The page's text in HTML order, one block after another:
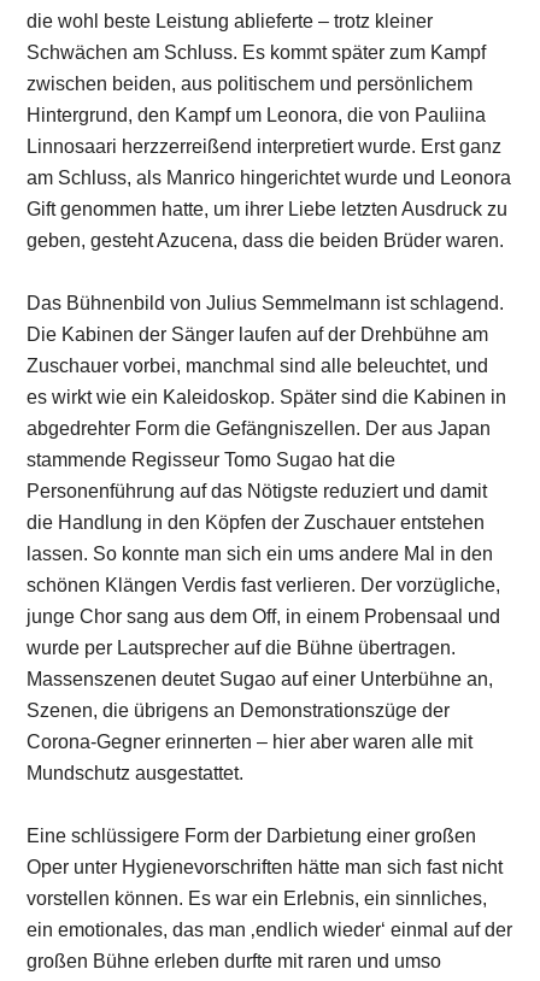
die wohl beste Leistung ablieferte – trotz kleiner
Schwächen am Schluss. Es kommt später zum Kampf
zwischen beiden, aus politischem und persönlichem
Hintergrund, den Kampf um Leonora, die von Pauliina
Linnosaari herzzerreißend interpretiert wurde. Erst ganz
am Schluss, als Manrico hingerichtet wurde und Leonora
Gift genommen hatte, um ihrer Liebe letzten Ausdruck zu
geben, gesteht Azucena, dass die beiden Brüder waren.
Das Bühnenbild von Julius Semmelmann ist schlagend.
Die Kabinen der Sänger laufen auf der Drehbühne am
Zuschauer vorbei, manchmal sind alle beleuchtet, und
es wirkt wie ein Kaleidoskop. Später sind die Kabinen in
abgedrehter Form die Gefängniszellen. Der aus Japan
stammende Regisseur Tomo Sugao hat die
Personenführung auf das Nötigste reduziert und damit
die Handlung in den Köpfen der Zuschauer entstehen
lassen. So konnte man sich ein ums andere Mal in den
schönen Klängen Verdis fast verlieren. Der vorzügliche,
junge Chor sang aus dem Off, in einem Probensaal und
wurde per Lautsprecher auf die Bühne übertragen.
Massenszenen deutet Sugao auf einer Unterbühne an,
Szenen, die übrigens an Demonstrationszüge der
Corona-Gegner erinnerten – hier aber waren alle mit
Mundschutz ausgestattet.
Eine schlüssigere Form der Darbietung einer großen
Oper unter Hygienevorschriften hätte man sich fast nicht
vorstellen können. Es war ein Erlebnis, ein sinnliches,
ein emotionales, das man ‚endlich wieder‘ einmal auf der
großen Bühne erleben durfte mit raren und umso